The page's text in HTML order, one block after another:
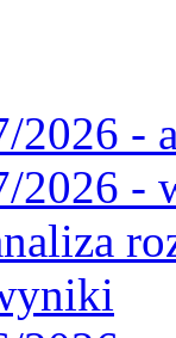
-
2026 -